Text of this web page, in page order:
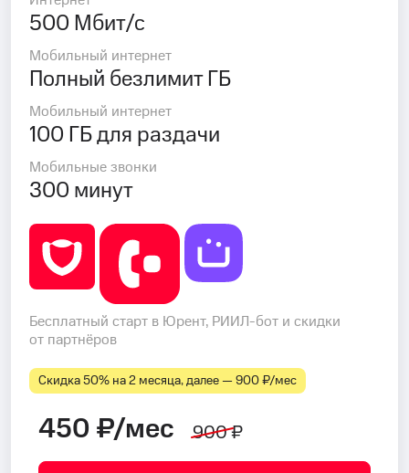
500 Мбит/с
Мобильный интернет
Полный безлимит ГБ
Мобильный интернет
100 ГБ для раздачи
Мобильные звонки
300 минут
Бесплатный старт в Юрент, РИИЛ-бот и скидки
от партнёров
Скидка 50% на 2 месяца, далее — 900 ₽⁠/⁠мес
450 ₽/мес 900 ₽